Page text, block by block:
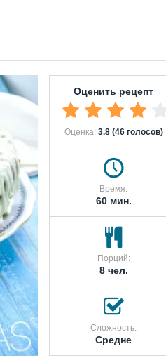
Оценить рецепт
Оценка: 3.8 (46 голосов)
Время:
60 мин.
Порций:
8 чел.
Сложность:
Средне